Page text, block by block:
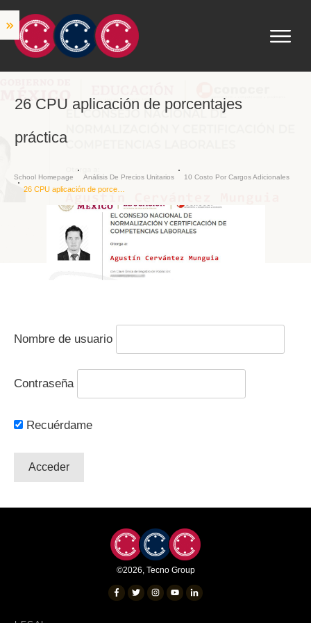
26 CPU aplicación de porcentajes
práctica
School Homepage Análisis De Precios Unitarios 10 Costo Por Cargos Adicionales
Nombre de usuario
Contraseña
Recuérdame
©2026 Tecno Group